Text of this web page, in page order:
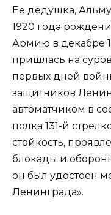
Её дедушка,
1920 года
Армию в декабре
пришлась на
первых дней
защитников
автоматчиком в
полка 131-й
стойкость,
блокады и
он был удостоен
Ленинграда».